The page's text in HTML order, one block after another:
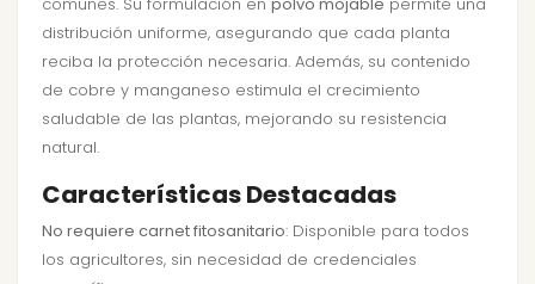
comunes. Su formulación en polvo mojable permite una
distribución uniforme, asegurando que cada planta
reciba la protección necesaria. Además, su contenido
de cobre y manganeso estimula el crecimiento
saludable de las plantas, mejorando su resistencia
natural.
Características Destacadas
No requiere carnet fitosanitario: Disponible para todos
los agricultores, sin necesidad de credenciales